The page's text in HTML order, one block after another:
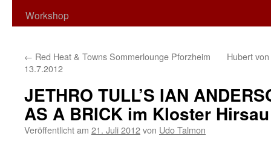
Workshop
← Red Heat & Towns Sommerlounge Pforzheim
13.7.2012
Hubert
JETHRO TULL’S IAN
AS A BRICK im Kloster
Veröffentlicht am 21. Juli 2012von Udo Talmon